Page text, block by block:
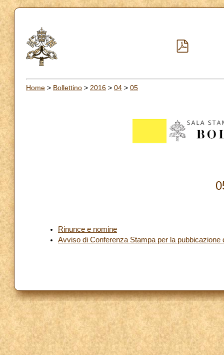
Home > Bollettino > 2016 > 04 > 05
Rinunce e nomine
Avviso di Conferenza Stampa per la pubbicazione